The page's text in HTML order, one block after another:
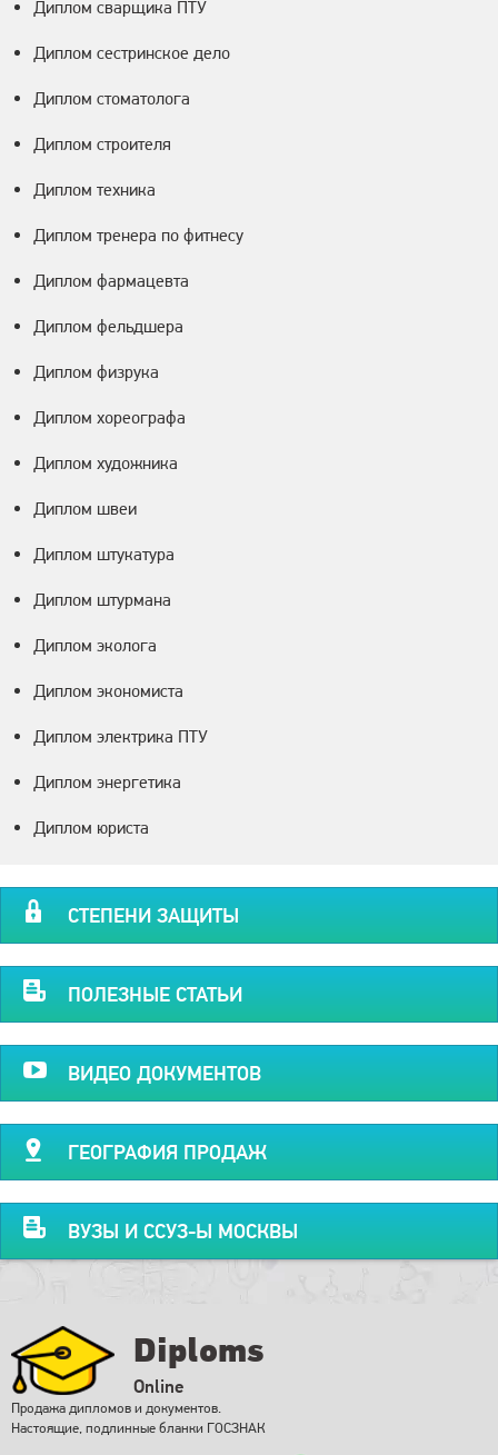
Диплом сварщика ПТУ
Диплом сестринское дело
Диплом стоматолога
Диплом строителя
Диплом техника
Диплом тренера по фитнесу
Диплом фармацевта
Диплом фельдшера
Диплом физрука
Диплом хореографа
Диплом художника
Диплом швеи
Диплом штукатура
Диплом штурмана
Диплом эколога
Диплом экономиста
Диплом электрика ПТУ
Диплом энергетика
Диплом юриста
СТЕПЕНИ ЗАЩИТЫ
ПОЛЕЗНЫЕ СТАТЬИ
ВИДЕО ДОКУМЕНТОВ
ГЕОГРАФИЯ ПРОДАЖ
ВУЗЫ И ССУЗ-Ы МОСКВЫ
Diploms
Online
Продажа дипломов и документов.
Настоящие, подлинные бланки ГОСЗНАК